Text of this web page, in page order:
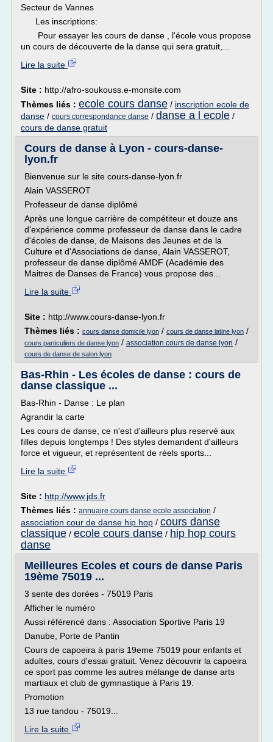
Secteur de Vannes
Les inscriptions:
Pour essayer les cours de danse , l'école vous propose
un cours de découverte de la danse qui sera gratuit,...
Lire la suite
Site : http://afro-soukouss.e-monsite.com
Thèmes liés : ecole cours danse / inscription ecole de
danse / cours correspondance danse / danse a l ecole /
cours de danse gratuit
Cours de danse à Lyon - cours-danse-
lyon.fr
Bienvenue sur le site cours-danse-lyon.fr
Alain VASSEROT
Professeur de danse diplômé
Après une longue carrière de compétiteur et douze ans
d'expérience comme professeur de danse dans le cadre
d'écoles de danse, de Maisons des Jeunes et de la
Culture et d'Associations de danse, Alain VASSEROT,
professeur de danse diplômé AMDF (Académie des
Maitres de Danses de France) vous propose des...
Lire la suite
Site : http://www.cours-danse-lyon.fr
Thèmes liés : cours danse domicile lyon / cours de danse latine lyon /
cours particuliers de danse lyon / association cours de danse lyon /
cours de danse de salon lyon
Bas-Rhin - Les écoles de danse : cours de
danse classique ...
Bas-Rhin - Danse : Le plan
Agrandir la carte
Les cours de danse, ce n'est d'ailleurs plus reservé aux
filles depuis longtemps ! Des styles demandent d'ailleurs
force et vigueur, et représentent de réels sports...
Lire la suite
Site : http://www.jds.fr
Thèmes liés : annuaire cours danse ecole association /
association cour de danse hip hop / cours danse
classique / ecole cours danse / hip hop cours
danse
Meilleures Ecoles et cours de danse Paris
19ème 75019 ...
3 sente des dorées - 75019 Paris
Afficher le numéro
Aussi référencé dans : Association Sportive Paris 19
Danube, Porte de Pantin
Cours de capoeira à paris 19eme 75019 pour enfants et
adultes, cours d'essai gratuit. Venez découvrir la capoeira
ce sport pas comme les autres mélange de danse arts
martiaux et club de gymnastique à Paris 19.
Promotion
13 rue tandou - 75019...
Lire la suite